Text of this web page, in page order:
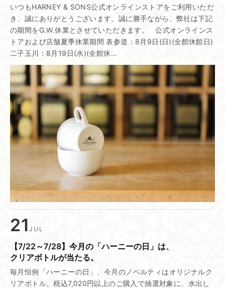
いつもHARNEY & SONS公式オンラインストアをご利用いただ
き、誠にありがとうございます。誠に勝手ながら、弊社は下記
の期間をG.W.休業とさせていただきます。 公式オンラインス
トアおよび店舗夏季休業期間 表参道：8月9日(日)(全館休館日)
二子玉川：8月19日(水)(全館休…
21JUL
【7/22～7/28】​今月の​「ハーニーの​日」は、​
クリアボトルが​当たる。
毎月恒例「ハーニーの日」、今月のノベルティはオリジナルク
リアボトル。税込7,020円以上のご購入で抽選対象に。水出し